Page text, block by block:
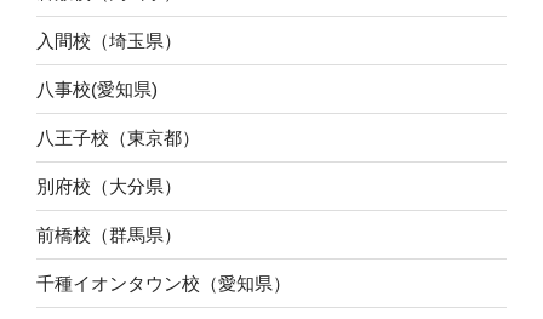
入間校（埼玉県）
八事校(愛知県)
八王子校（東京都）
別府校（大分県）
前橋校（群馬県）
千種イオンタウン校（愛知県）